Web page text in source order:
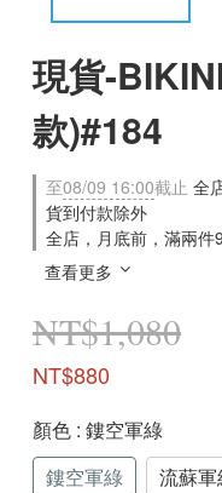
現貨-
款)#184
至08/09 16:00截止 全
貨到付款除外
全店，月底前，滿兩
查看更多
NT$1,080
NT$880
顏色 : 鏤空軍綠
鏤空軍綠
流蘇軍